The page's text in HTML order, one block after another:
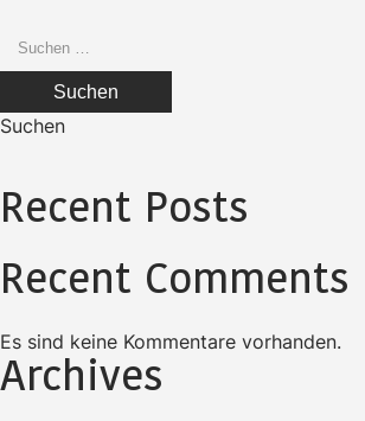
Suchen
Suchen
Recent Posts
Recent Comments
Es sind keine Kommentare vorhanden.
Archives